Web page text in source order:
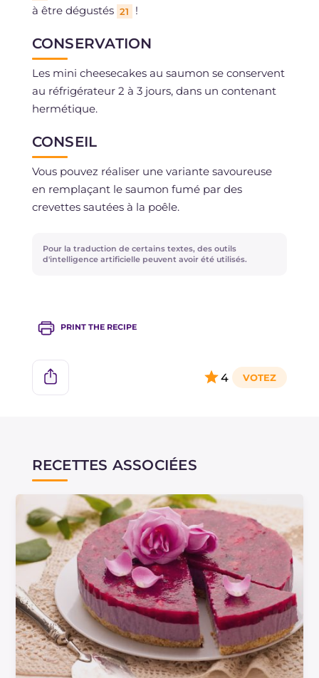
à être dégustés 21 !
CONSERVATION
Les mini cheesecakes au saumon se conservent
au réfrigérateur 2 à 3 jours, dans un contenant
hermétique.
CONSEIL
Vous pouvez réaliser une variante savoureuse
en remplaçant le saumon fumé par des
crevettes sautées à la poêle.
Pour la traduction de certains textes, des outils
d'intelligence artificielle peuvent avoir été utilisés.
PRINT THE RECIPE
4
RECETTES ASSOCIÉES